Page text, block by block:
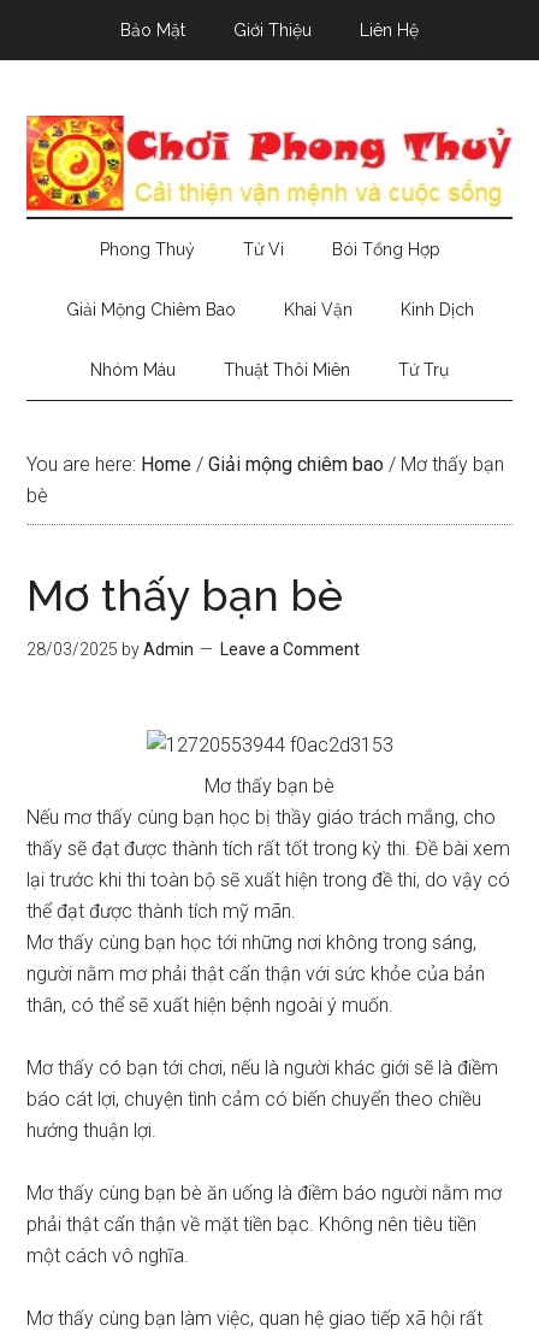
Bảo Mật Giới Thiệu Liên Hệ
Phong Thuỷ Tử Vi Bói Tổng Hợp
Giải Mộng Chiêm Bao Khai Vận Kinh Dịch
Nhóm Máu Thuật Thôi Miên Tứ Trụ
You are here: Home / Giải mộng chiêm bao / Mơ thấy bạn
bè
Mơ thấy bạn bè
28/03/2025 byAdmin Leave a Comment
Mơ thấy bạn bè
Nếu mơ thấy cùng bạn học bị thầy giáo trách mắng, cho
thấy sẽ đạt được thành tích rất tốt trong kỳ thi. Đề bài xem
lại trước khi thi toàn bộ sẽ xuất hiện trong đề thi, do vậy có
thể đạt được thành tích mỹ mãn.
Mơ thấy cùng bạn học tới những nơi không trong sáng,
người nằm mơ phải thật cẩn thận với sức khỏe của bản
thân, có thể sẽ xuất hiện bệnh ngoài ý muốn.
Mơ thấy có bạn tới chơi, nếu là người khác giới sẽ là điềm
báo cát lợi, chuyện tình cảm có biến chuyển theo chiều
hướng thuận lợi.
Mơ thấy cùng bạn bè ăn uống là điềm báo người nằm mơ
phải thật cẩn thận về mặt tiền bạc. Không nên tiêu tiền
một cách vô nghĩa.
Mơ thấy cùng bạn làm việc, quan hệ giao tiếp xã hội rất